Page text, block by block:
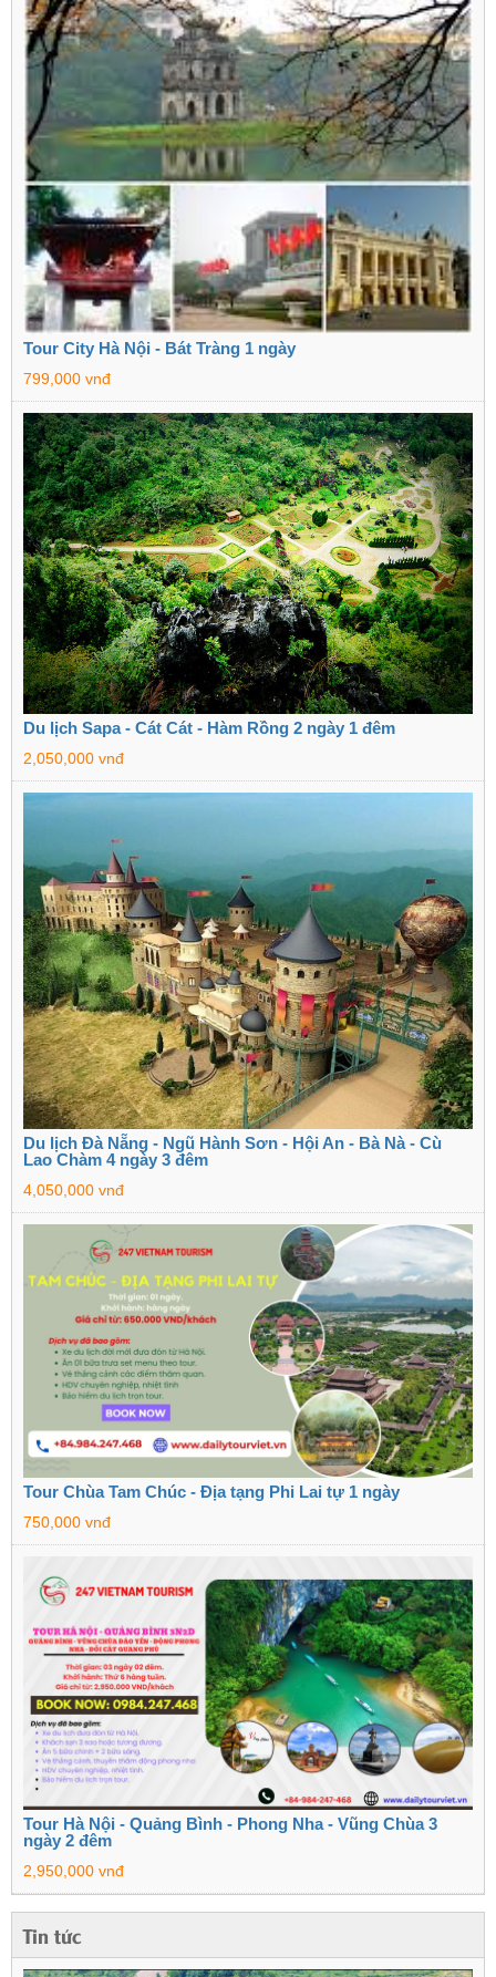
Tour City Hà Nội - Bát Tràng 1 ngày
799,000 vnđ
Du lịch Sapa - Cát Cát - Hàm Rồng 2 ngày 1 đêm
2,050,000 vnđ
Du lịch Đà Nẵng - Ngũ Hành Sơn - Hội An - Bà Nà - Cù
Lao Chàm 4 ngày 3 đêm
4,050,000 vnđ
Tour Chùa Tam Chúc - Địa tạng Phi Lai tự 1 ngày
750,000 vnđ
Tour Hà Nội - Quảng Bình - Phong Nha - Vũng Chùa 3
ngày 2 đêm
2,950,000 vnđ
Tin tức